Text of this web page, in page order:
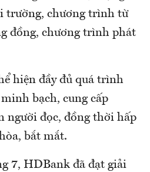
trường, chương trình từ
đồng, chương trình phát
hiện đầy đủ quá trình
bạch, cung cấp
người đọc, đồng thời hấp
bắt mắt.
7, HDBank đã đạt giải